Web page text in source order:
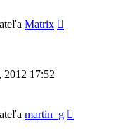
Matrix
2012 17:52
martin_g